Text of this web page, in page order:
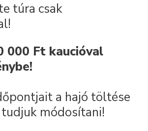
túra csak
000 Ft kaucióval
a hajó töltése
módosítani!